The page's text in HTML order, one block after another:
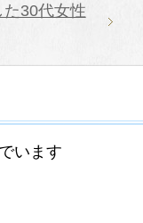
30代女性
います